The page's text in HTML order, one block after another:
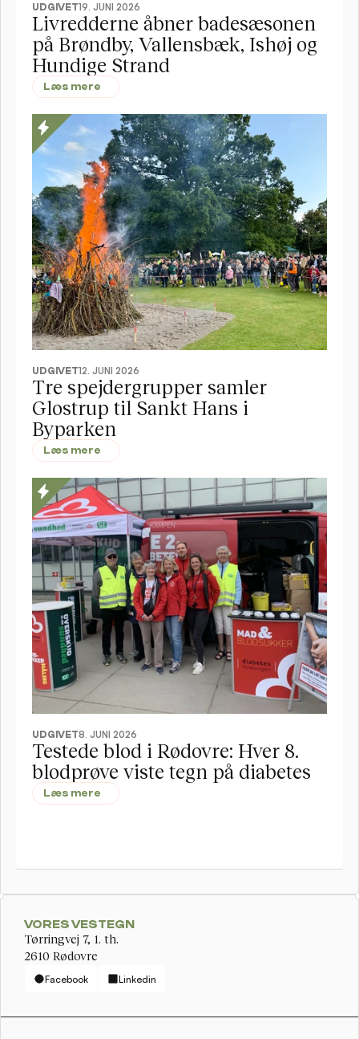
UDGIVET19. JUNI 2026
Livredderne åbner badesæsonen
på Brøndby, Vallensbæk, Ishøj og
Hundige Strand
Læs mere
UDGIVET12. JUNI 2026
Tre spejdergrupper samler
Glostrup til Sankt Hans i
Byparken
Læs mere
UDGIVET8. JUNI 2026
Testede blod i Rødovre: Hver 8.
blodprøve viste tegn på diabetes
Læs mere
VORES VESTEGN
Tørringvej 7, 1. th.
2610 Rødovre
Facebook Linkedin